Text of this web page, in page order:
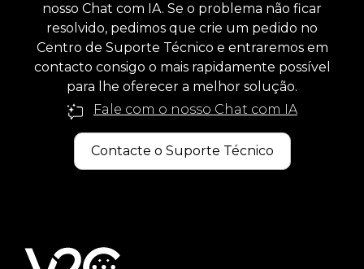
nosso Chat com IA. Se o problema não ficar
resolvido, pedimos que crie um pedido no
Centro de Suporte Técnico e entraremos em
contacto consigo o mais rapidamente possível
para lhe oferecer a melhor solução.
Fale com o nosso Chat com IA
Contacte o Suporte Técnico